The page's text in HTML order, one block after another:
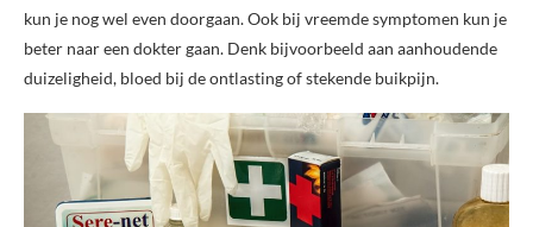
kun je nog wel even doorgaan. Ook bij vreemde symptomen kun je
beter naar een dokter gaan. Denk bijvoorbeeld aan aanhoudende
duizeligheid, bloed bij de ontlasting of stekende buikpijn.